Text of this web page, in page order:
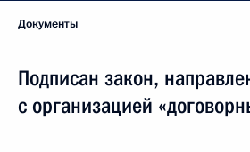
Документы
Подписан закон,
с организацией